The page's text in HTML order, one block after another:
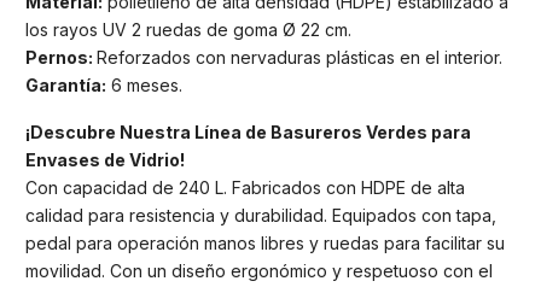
los rayos UV 2 ruedas de goma Ø 22 cm.
Pernos: Reforzados con nervaduras plásticas en el interior.
Garantía: 6 meses.
¡Descubre Nuestra Línea de Basureros Verdes para
Envases de Vidrio!
Con capacidad de 240 L. Fabricados con HDPE de alta
calidad para resistencia y durabilidad. Equipados con tapa,
pedal para operación manos libres y ruedas para facilitar su
movilidad. Con un diseño ergonómico y respetuoso con el